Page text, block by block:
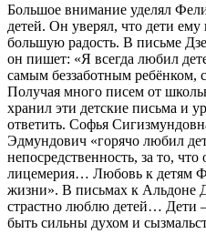
Большое внимание уделял
детей. Он уверял, что дети
большую радость. В письме
он пишет: «Я всегда любил
самым беззаботным ребёнком,
Получая много писем от
хранил эти детские письма и
ответить. Софья
Эдмундович «горячо любил
непосредственность, за то,
лицемерия… Любовь к детям
жизни». В письмах к Альдоне
страстно люблю детей…
быть сильны духом и